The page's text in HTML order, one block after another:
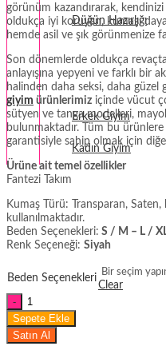
Düğün Hazırlığı
Fantezi
Termal Giyim
Erkek Giyim
Kadın Giyim
görünüm kazandırarak,
oldukça iyi koruyan, kumaşı
hemde asil ve şık görünmenize
Son dönemlerde oldukça
anlayışına yepyeni ve farklı bir
halinden daha seksi, daha güzel
giyim ürünlerimiz içinde vücut
sütyen ve tanga modelleri,
bulunmaktadır. Tüm bu
garantisiyle sahip olmak için
Ürüne ait temel özellikler
Fantezi Takım
Kumaş Türü: Transparan,
kullanılmaktadır.
Beden Seçenekleri: S / M – L /
Renk Seçeneği: Siyah
Beden Seçenekleri
Clear
Fantezi
Siyah
Deri
Sütyen
Sepete Ekle
Satın Al